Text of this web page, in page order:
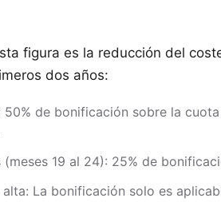
figura es la reducción del
dos años:
50% de bonificación sobre la
(meses 19 al 24): 25% de
alta: La bonificación solo es